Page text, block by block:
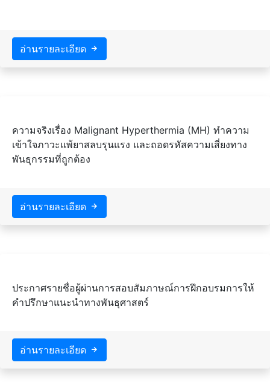
อ่านรายละเอียด
ความจริงเรื่อง Malignant Hyperthermia (MH) ทำความ
เข้าใจภาวะแพ้ยาสลบรุนแรง และถอดรหัสความเสี่ยงทาง
พันธุกรรมที่ถูกต้อง
อ่านรายละเอียด
ประกาศรายชื่อผู้ผ่านการสอบสัมภาษณ์การฝึกอบรมการให้
คำปรึกษาแนะนำทางพันธุศาสตร์
อ่านรายละเอียด